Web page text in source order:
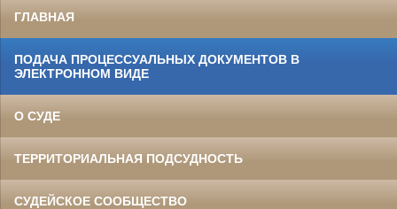
ГЛАВНАЯ
ПОДАЧА ПРОЦЕССУАЛЬНЫХ ДОКУМЕНТОВ В
ЭЛЕКТРОННОМ ВИДЕ
О СУДЕ
ТЕРРИТОРИАЛЬНАЯ ПОДСУДНОСТЬ
СУДЕЙСКОЕ СООБЩЕСТВО